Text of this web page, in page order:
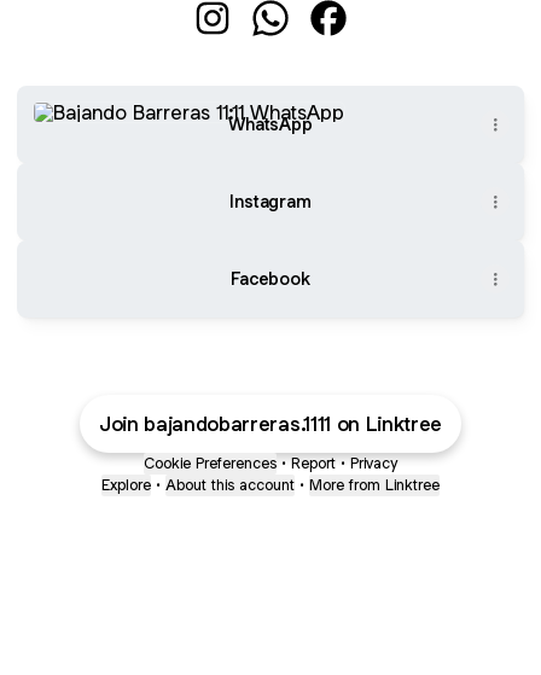
WhatsApp
Instagram
Facebook
Join bajandobarreras.1111 on Linktree
Cookie Preferences • Report • Privacy
Explore • About this account • More from Linktree